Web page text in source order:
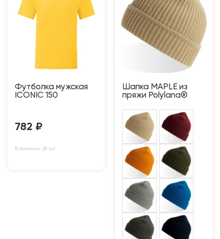
Футболка мужская
ICONIC 150
782 ₽
В наличии: 29 шт
Шапка MAPLE из
пряжи Polylana®